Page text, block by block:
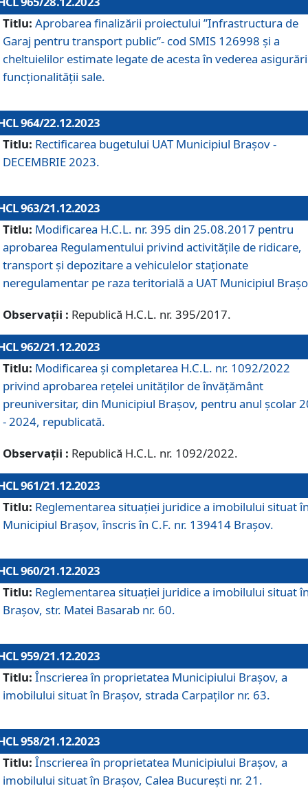
Titlu: Aprobarea finalizării proiectului ”Infrastructura de
Garaj pentru transport public”- cod SMIS 126998 și a
cheltuielilor estimate legate de acesta în vederea
funcționalității sale.
964/22.12.2023
Titlu: Rectificarea bugetului UAT Municipiul Braşov -
DECEMBRIE 2023.
963/21.12.2023
Titlu: Modificarea H.C.L. nr. 395 din 25.08.2017 pentru
aprobarea Regulamentului privind activitățile de ridicare,
transport şi depozitare a vehiculelor staționate
neregulamentar pe raza teritorială a UAT Municipiul
Observații : Republică H.C.L. nr. 395/2017.
962/21.12.2023
Titlu: Modificarea și completarea H.C.L. nr. 1092/2022
privind aprobarea rețelei unităților de învăţământ
preuniversitar, din Municipiul Braşov, pentru anul școlar
- 2024, republicată.
Observații : Republică H.C.L. nr. 1092/2022.
961/21.12.2023
Titlu: Reglementarea situației juridice a imobilului situat
Municipiul Brașov, înscris în C.F. nr. 139414 Brașov.
960/21.12.2023
Titlu: Reglementarea situației juridice a imobilului situat
Brașov, str. Matei Basarab nr. 60.
959/21.12.2023
Titlu: Înscrierea în proprietatea Municipiului Brașov, a
imobilului situat în Brașov, strada Carpaților nr. 63.
958/21.12.2023
Titlu: Înscrierea în proprietatea Municipiului Brașov, a
imobilului situat în Brașov, Calea București nr. 21.